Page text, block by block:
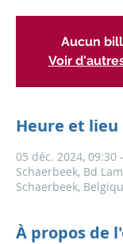
Aucun
Voir
Heure et lieu
05 déc. 2024, 09:30
Schaerbeek, Bd
Schaerbeek,
À propos de